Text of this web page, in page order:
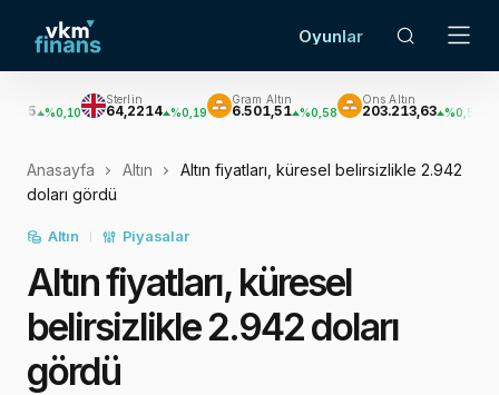
Oyunlar
Sterlin
64,2214 %0,19
Gram Altın
6.501,51 %0,58
Ons Altın
203.213,63 %0,58
Anasayfa Altın
Altın fiyatları, küresel belirsizlikle 2.942
doları gördü
Altın Piyasalar
Altın fiyatları, küresel
belirsizlikle 2.942 doları
gördü